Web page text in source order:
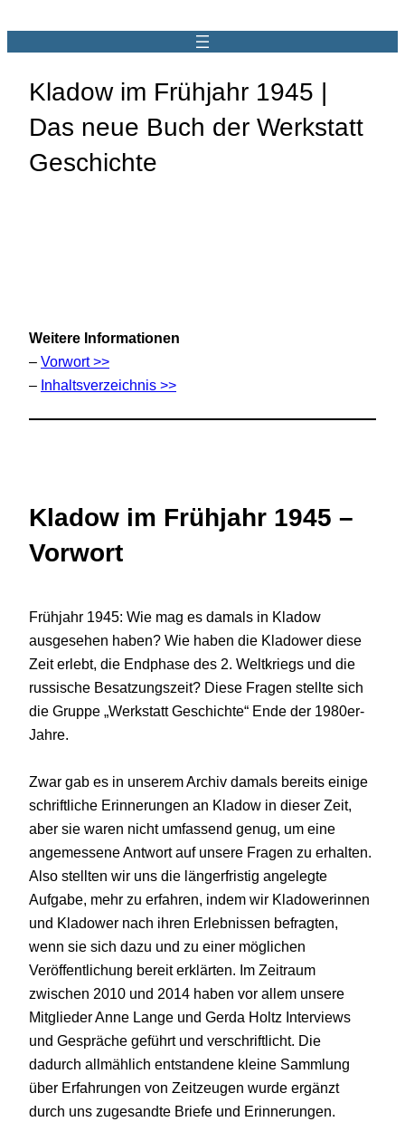
Kladow im Frühjahr 1945 |
Das neue Buch der Werkstatt
Geschichte
Weitere Informationen
– Vorwort >>
– Inhaltsverzeichnis >>
Kladow im Frühjahr 1945 –
Vorwort
Frühjahr 1945: Wie mag es damals in Kladow
ausgesehen haben? Wie haben die Kladower diese
Zeit erlebt, die Endphase des 2. Weltkriegs und die
russische Besatzungszeit? Diese Fragen stellte sich
die Gruppe „Werkstatt Geschichte“ Ende der 1980er-
Jahre.
Zwar gab es in unserem Archiv damals bereits einige
schriftliche Erinnerungen an Kladow in dieser Zeit,
aber sie waren nicht umfassend genug, um eine
angemessene Antwort auf unsere Fragen zu erhalten.
Also stellten wir uns die längerfristig angelegte
Aufgabe, mehr zu erfahren, indem wir Kladowerinnen
und Kladower nach ihren Erlebnissen befragten,
wenn sie sich dazu und zu einer möglichen
Veröffentlichung bereit erklärten. Im Zeitraum
zwischen 2010 und 2014 haben vor allem unsere
Mitglieder Anne Lange und Gerda Holtz Interviews
und Gespräche geführt und verschriftlicht. Die
dadurch allmählich entstandene kleine Sammlung
über Erfahrungen von Zeitzeugen wurde ergänzt
durch uns zugesandte Briefe und Erinnerungen.